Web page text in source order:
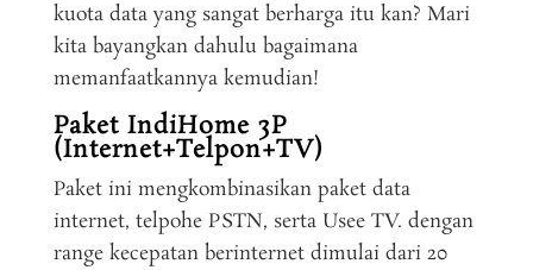
kuota data yang sangat berharga itu kan? Mari
kita bayangkan dahulu bagaimana
memanfaatkannya kemudian!
Paket IndiHome 3P
(Internet+Telpon+TV)
Paket ini mengkombinasikan paket data
internet, telpohe PSTN, serta Usee TV. dengan
range kecepatan berinternet dimulai dari 20